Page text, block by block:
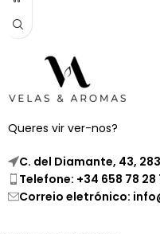
Queres vir ver-nos?
C. del Diamante, 43,
Telefone: +34 658 78 28
Correio eletrónico: